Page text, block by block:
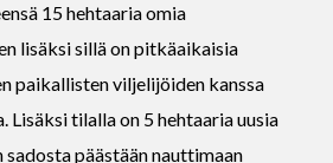
15 hehtaaria omia
lisäksi sillä on pitkäaikaisia
paikallisten viljelijöiden kanssa
Lisäksi tilalla on 5 hehtaaria uusia
päästään nauttimaan